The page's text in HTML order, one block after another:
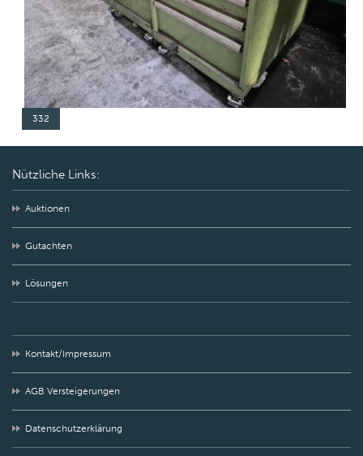
332
Nützliche Links:
Auktionen
Gutachten
Lösungen
Kontakt/Impressum
AGB Versteigerungen
Datenschutzerklärung